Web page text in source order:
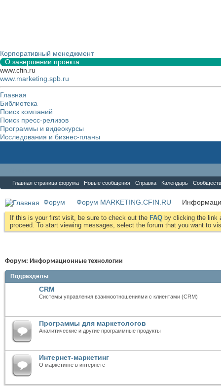
Корпоративный менеджмент
О завершении проекта
www.cfin.ru
www.marketing.spb.ru
Главная
Библиотека
Поиск компаний
Поиск пресс-релизов
Программы и видеокурсы
Исследования и бизнес-планы
Главная страница форума Новые сообщения Справка Календарь
Форум Форум MARKETING.CFIN.RU
If this is your first visit, be sure to check out the FAQ by clicking the link
proceed. To start viewing messages, select the forum that you want to
Форум: Информационные технологии
Подразделы
CRM
Системы управления взаимоотношениями с клиентами (CRM)
Программы для маркетологов
Аналитические и другие программные продукты
Интернет-маркетинг
О маркетинге в интернете